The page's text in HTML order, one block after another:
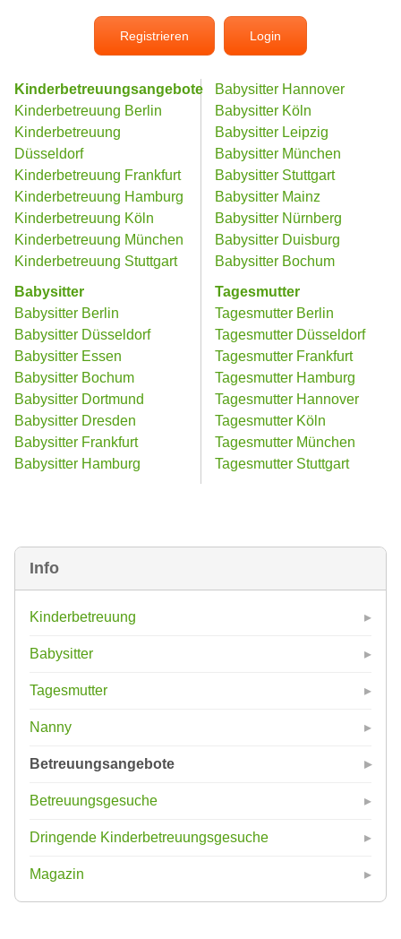
Info
Kinderbetreuung
Babysitter
Tagesmutter
Nanny
Betreuungsangebote
Betreuungsgesuche
Dringende Kinderbetreuungsgesuche
Magazin
Registrieren Login
Kinderbetreuungsangebote
Kinderbetreuung Berlin
Kinderbetreuung
Düsseldorf
Kinderbetreuung Frankfurt
Kinderbetreuung Hamburg
Kinderbetreuung Köln
Kinderbetreuung München
Kinderbetreuung Stuttgart
Babysitter
Babysitter Berlin
Babysitter Düsseldorf
Babysitter Essen
Babysitter Bochum
Babysitter Dortmund
Babysitter Dresden
Babysitter Frankfurt
Babysitter Hamburg
Babysitter Hannover
Babysitter Köln
Babysitter Leipzig
Babysitter München
Babysitter Stuttgart
Babysitter Mainz
Babysitter Nürnberg
Babysitter Duisburg
Babysitter Bochum
Tagesmutter
Tagesmutter Berlin
Tagesmutter Düsseldorf
Tagesmutter Frankfurt
Tagesmutter Hamburg
Tagesmutter Hannover
Tagesmutter Köln
Tagesmutter München
Tagesmutter Stuttgart